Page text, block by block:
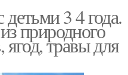
3 4 года.
природного
ягод, травы для